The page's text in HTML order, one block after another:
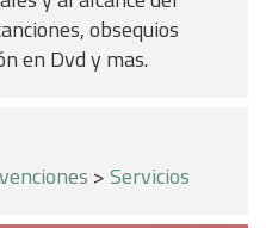
obsequios
en Dvd y mas.
>Servicios